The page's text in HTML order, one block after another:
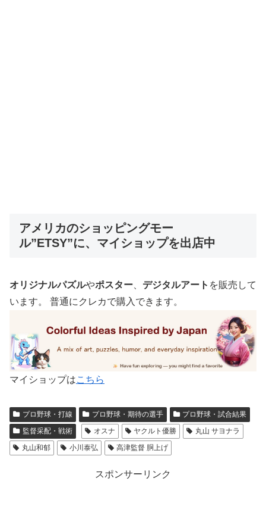
アメリカのショッピングモー
ル”ETSY”に、マイショップを出店中
オリジナルパズルやポスター デジタルアート を販売して
います。 普通にクレカで購入できます。
マイショップはこちら
プロ野球・打線 プロ野球・期待の選手
プロ野球・試合結果
監督采配・戦術
オスナ ヤクルト優勝
丸山 サヨナラ
丸山和郁
小川泰弘 高津監督 胴上げ
スポンサーリンク